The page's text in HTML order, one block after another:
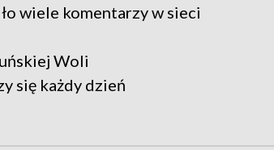
wiele komentarzy w sieci
Woli
się każdy dzień